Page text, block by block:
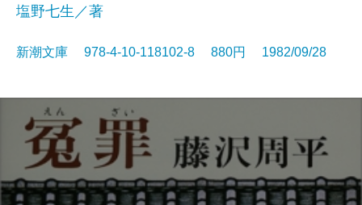
塩野七生／著
新潮文庫 978-4-10-118102-8 880円 1982/09/28